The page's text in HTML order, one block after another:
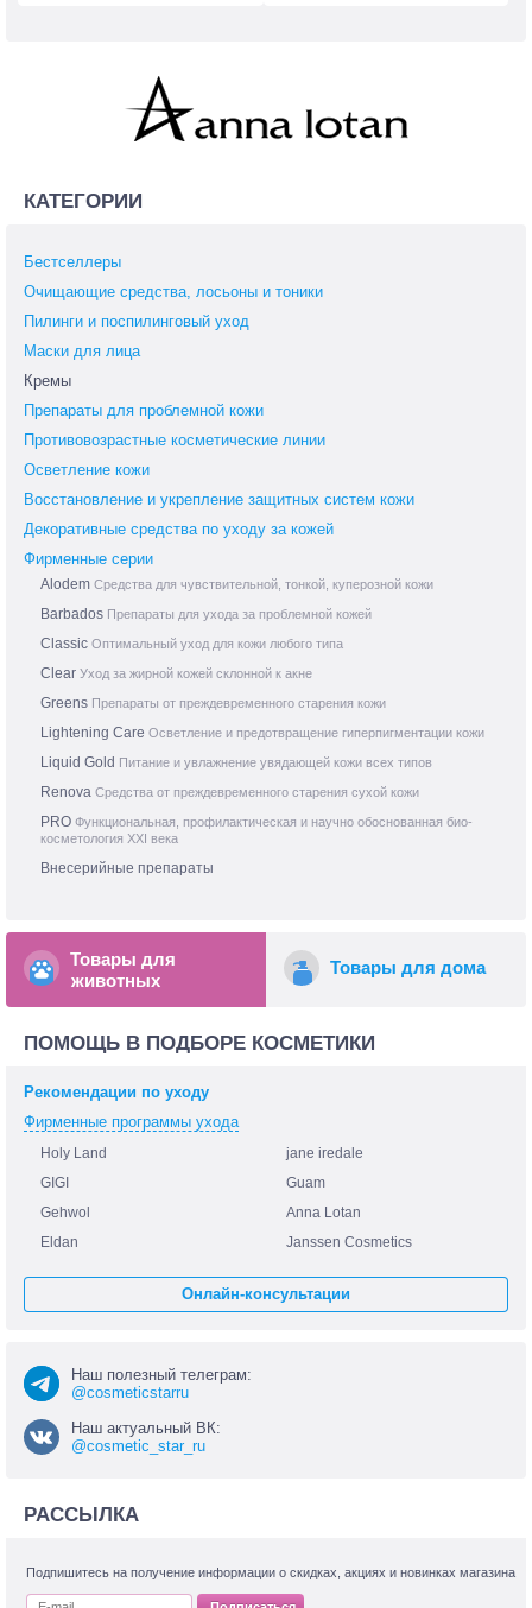
КАТЕГОРИИ
Бестселлеры
Очищающие средства, лосьоны и тоники
Пилинги и поспилинговый уход
Маски для лица
Кремы
Препараты для проблемной кожи
Противовозрастные косметические линии
Осветление кожи
Восстановление и укрепление защитных систем кожи
Декоративные средства по уходу за кожей
Фирменные серии
Alodem Средства для чувствительной, тонкой, куперозной кожи
Barbados Препараты для ухода за проблемной кожей
Classic Оптимальный уход для кожи любого типа
Clear Уход за жирной кожей склонной к акне
Greens Препараты от преждевременного старения кожи
Lightening Care Осветление и предотвращение гиперпигментации кожи
Liquid Gold Питание и увлажнение увядающей кожи всех типов
Renova Средства от преждевременного старения сухой кожи
PRO Функциональная, профилактическая и научно обоснованная био-
косметология XXI века
Внесерийные препараты
Товары для
животных
Товары для дома
ПОМОЩЬ В ПОДБОРЕ КОСМЕТИКИ
Рекомендации по уходу
Фирменные программы ухода
Holy Land
jane iredale
GIGI
Guam
Gehwol
Anna Lotan
Eldan
Janssen Cosmetics
Онлайн-консультации
Наш полезный телеграм:
@cosmeticstarru
Наш актуальный ВК:
@cosmetic_star_ru
РАССЫЛКА
Подпишитесь на получение информации о скидках, акциях и новинках магазина